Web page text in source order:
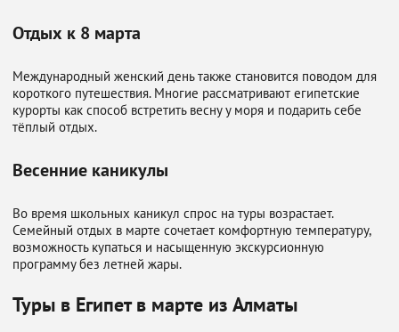
Отдых к 8 марта
Международный женский день также становится поводом для
короткого путешествия. Многие рассматривают египетские
курорты как способ встретить весну у моря и подарить себе
тёплый отдых.
Весенние каникулы
Во время школьных каникул спрос на туры возрастает.
Семейный отдых в марте сочетает комфортную температуру,
возможность купаться и насыщенную экскурсионную
программу без летней жары.
Туры в Египет в марте из Алматы